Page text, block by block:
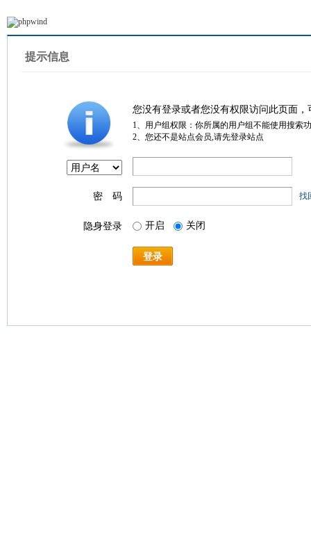
提示信息
您没有登录或者您没有权限访问此页面
1、用户组权限：你所属的用户组不能使用搜索
2、您还不是站点会员,请先登录站点
密 码 找
隐身登录 开启 关闭
登录